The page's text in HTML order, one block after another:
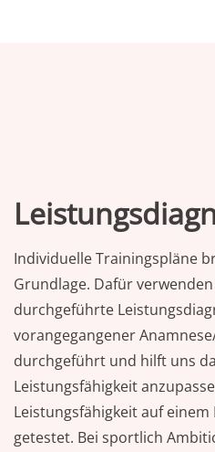
Individuelle Trainingspläne
Grundlage. Dafür
durchgeführte
vorangegangener
durchgeführt und hilft uns
Leistungsfähigkeit
Leistungsfähigkeit auf
getestet. Bei sportlich